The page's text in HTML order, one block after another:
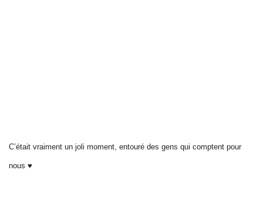
C’était vraiment un joli moment, entouré des gens qui comptent pour
nous ♥